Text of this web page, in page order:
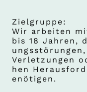
Zielgruppe:
Wir arbeiten
bis 18 Jahren,
ungsstörungen,
Verletzungen
hen
enötigen.